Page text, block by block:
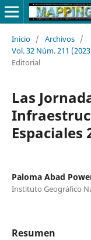
Inicio / Archivos /
Vol. 32 Núm. 211
Editorial
Las
Espaciales
Paloma Abad
Instituto Geográfico
Resumen